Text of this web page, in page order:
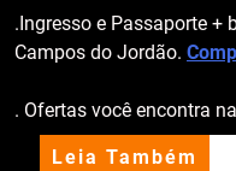
Leia Também
.Ingresso e Passaporte +
Campos do Jordão.
. Ofertas você encontra na